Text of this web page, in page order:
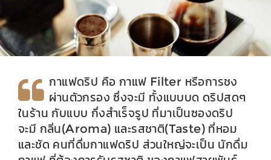
กาแฟดริป คือ กาแฟ Filter หรือการชง
ผ่านตัวกรอง ซึ่งจะมี ทั้งแบบบด ดริปสดๆ
ในร้าน กับแบบ กึ่งสำเร็จรูป ที่มาเป็นซองดริป
จะมี กลิ่น(Aroma) และรสชาติ(Taste) ที่หอม
และชัด คนที่ดื่มกาแฟดริป ส่วนใหญ่จะเป็น นักดื่ม